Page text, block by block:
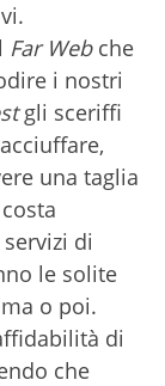
Far Webche
i nostri
gli sceriffi
una taglia
di
le solite
o poi.
di
che